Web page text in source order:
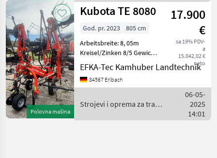
Polovna mašina
Kubota TE 8080
17.900
€
sa 19% PDV-
a
15.042,02 €
neto
God. pr. 2023
805 cm
Arbeitsbreite: 8, 05m
Kreisel/Zinken 8/5 Gewicht
950kg Neumaschine
Podešavanje visine:
Hidraulično podešavanje
sjena, Osvjetljenje (svj
EFKA-Tec Kamhuber Landtechnik
84567 Erlbach
Strojevi i oprema za travu
06-05-
2025
14:01